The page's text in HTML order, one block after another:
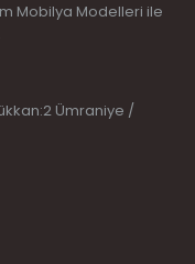
Mobilya Modelleri ile
Ümraniye /